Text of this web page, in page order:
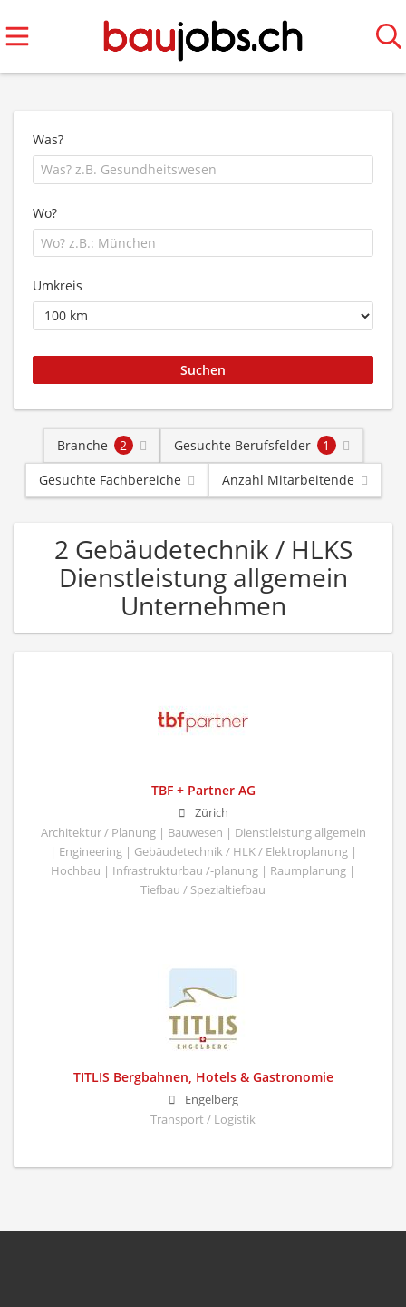
Was?
Wo?
Umkreis
Branche 2 Gesuchte Berufsfelder
1
Gesuchte Fachbereiche
Anzahl Mitarbeitende
2 Gebäudetechnik / HLKS
Dienstleistung allgemein
Unternehmen
TBF + Partner AG
Zürich
Architektur / Planung | Bauwesen | Dienstleistung allgemein
| Engineering | Gebäudetechnik / HLK / Elektroplanung |
Hochbau | Infrastrukturbau /-planung | Raumplanung |
Tiefbau / Spezialtiefbau
TITLIS Bergbahnen, Hotels & Gastronomie
Engelberg
Transport / Logistik